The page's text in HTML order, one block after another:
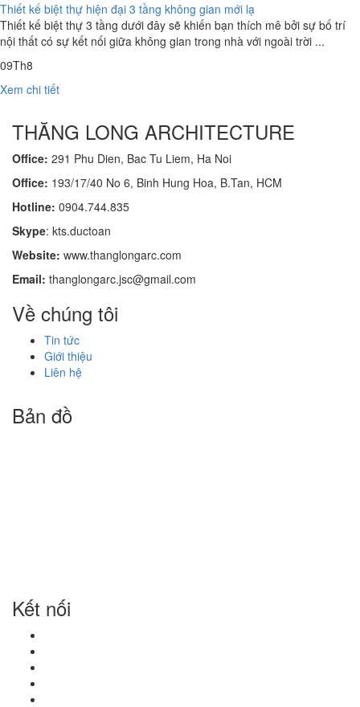
Thiết kế biệt thự hiện đại 3 tầng không gian mới lạ
Thiết kế biệt thự 3 tầng dưới đây sẽ khiến bạn thích mê bởi sự bố trí
nội thất có sự kết nối giữa không gian trong nhà với ngoài trời ...
09Th8
Xem chi tiết
THĂNG LONG ARCHITECTURE
Office: 291 Phu Dien, Bac Tu Liem, Ha Noi
Office: 193/17/40 No 6, Binh Hung Hoa, B.Tan, HCM
Hotline: 0904.744.835
Skype: kts.ductoan
Website: www.thanglongarc.com
Email: thanglongarc.jsc@gmail.com
Về chúng tôi
Tin tức
Giới thiệu
Liên hệ
Bản đồ
Kết nối